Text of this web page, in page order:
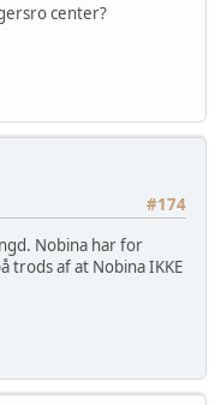
center?
#174
Nobina har for
trods af at Nobina IKKE